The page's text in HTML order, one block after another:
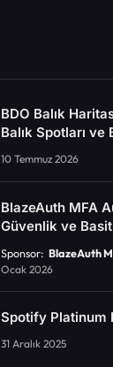
BDO Balık
Balık Spotları ve
10 Temmuz 2026
BlazeAuth MFA
Güvenlik ve
Sponsor: BlazeAuth
Ocak 2026
Spotify Platinum
31 Aralık 2025